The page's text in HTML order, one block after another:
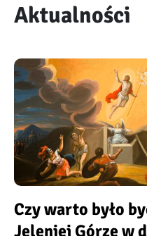
Aktualności
Czy warto było
Jeleniej Górze w